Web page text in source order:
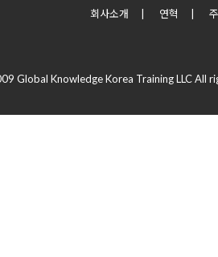
회사소개 연혁
Global Knowledge Korea Training LLC All